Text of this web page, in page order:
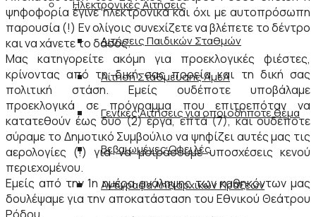
Ηλεκτρονικές Αιτήσεις
Αιτήσεις Παιδικών Σταθμών
Αίτηση Στάθμευσης ΑμεΑ
Γενικές Αιτήσεις για οποιοδήποτε θέμα
Βεβαιωμένες Οφειλές
Αντίγραφα Ληξιαρχικών Πράξεων
ψηφοφορία έγινε ηλεκτρονικά και όχι με αυτοπρόσωπη
παρουσία (!) Εν ολίγοις συνεχίζετε να βλέπετε το δέντρο
και να χάνετε το δάσος.
Μας κατηγορείτε ακόμη για προεκλογικές φιέστες,
κρίνοντας από τη δική σας πορεία και τη δική σας
πολιτική στάση. Εμείς ουδέποτε υποβάλαμε
προεκλογικά σε πρόγραμμα που επιτρεπόταν να
κατατεθούν έως δύο (2) έργα, επτά (7), και ουδέποτε
σύραμε το Δημοτικό Συμβούλιο να ψηφίζει αυτές μας τις
αερολογίες (!) για να μοιράσουμε υποσχέσεις κενού
περιεχομένου.
Εμείς από την 1η ημέρα ανάληψης των καθηκόντων μας
δουλέψαμε για την αποκατάσταση του Εθνικού Θεάτρου